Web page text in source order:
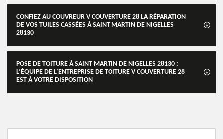
CONFIEZ AU COUVREUR V COUVERTURE 28 LA RÉPARATION
DE VOS TUILES CASSÉES À SAINT MARTIN DE NIGELLES
28130
POSE DE TOITURE À SAINT MARTIN DE NIGELLES 28130 :
L’ÉQUIPE DE L’ENTREPRISE DE TOITURE V COUVERTURE 28
EST À VOTRE DISPOSITION